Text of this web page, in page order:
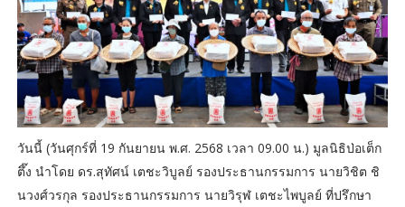
วันนี้ (วันศุกร์ที่ 19 กันยายน พ.ศ. 2568 เวลา 09.00 น.) มูลนิธิป่อเต็ก
ตึ๊ง นำโดย ดร.สุทัศน์ เตชะวิบูลย์ รองประธานกรรมการ นายวิชิต ชิ
นวงศ์วรกุล รองประธานกรรมการ นายวิรุฬ เตชะไพบูลย์ ที่ปรึกษา